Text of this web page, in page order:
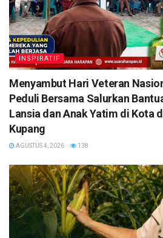
INSPIRATIF
​Menyambut Hari Veteran
Peduli Bersama Salurkan
Lansia dan Anak Yatim di Kota
Kupang
AGUSTUS 4, 2026 138